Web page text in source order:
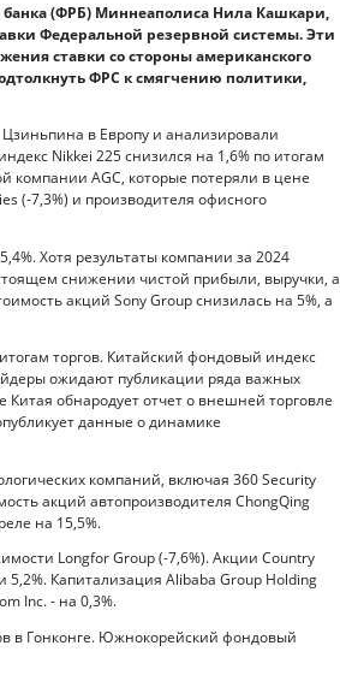
банка (ФРБ) Миннеаполиса Нила Кашкари,
Федеральной резервной системы. Эти
ставки со стороны американского
ФРС к смягчению политики,
в Европу и анализировали
Nikkei 225 снизился на 1,6% по итогам
компании AGC, которые потеряли в цене
(-7,3%) и производителя офисного
Хотя результаты компании за 2024
снижении чистой прибыли, выручки, а
акций Sony Group снизилась на 5%, а
торгов. Китайский фондовый индекс
ожидают публикации ряда важных
обнародует отчет о внешней торговле
данные о динамике
компаний, включая 360 Security
акций автопроизводителя ChongQing
на 15,5%.
Longfor Group (-7,6%). Акции Country
5,2%. Капитализация Alibaba Group Holding
Inc. - на 0,3%.
в Гонконге. Южнокорейский фондовый